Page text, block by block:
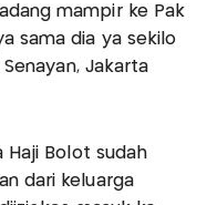
mampir ke Pak
sama dia ya sekilo
Jakarta
Haji Bolot sudah
dari keluarga